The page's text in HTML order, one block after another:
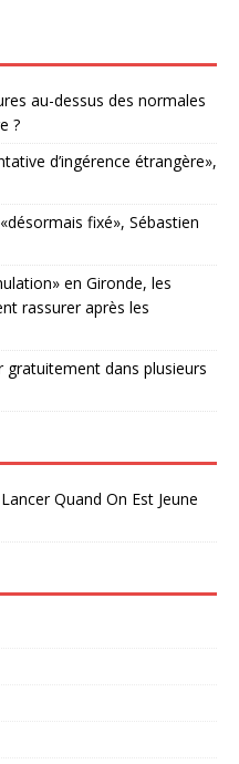
au-dessus des normales
?
d’ingérence étrangère»,
fixé», Sébastien
en Gironde, les
rassurer après les
dans plusieurs
Quand On Est Jeune